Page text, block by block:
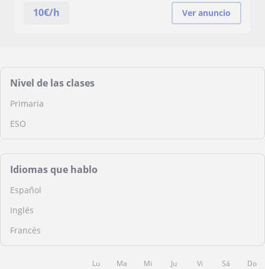
10€/h Ver anuncio
Nivel de las clases
Primaria
ESO
Idiomas que hablo
Español
Inglés
Francés
Lu Ma Mi Ju Vi Sá
Do